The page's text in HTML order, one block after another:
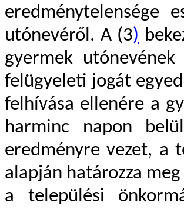
eredménytelensége
utónevéről. A (3)
gyermek
felügyeleti jogát
felhívása ellenére a
harminc napon
eredményre vezet, a
alapján határozza
a települési